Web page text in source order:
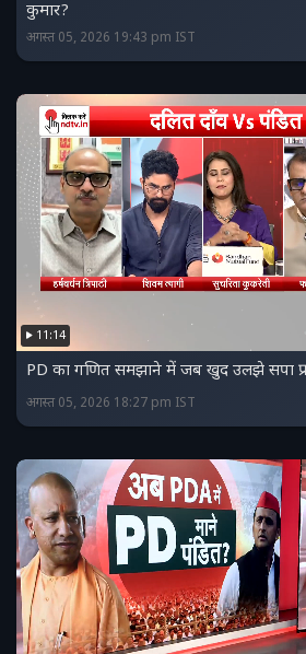
कुमार?
अगस्त 05, 2026 19:43 pm IST
11:14
PD का गणित समझाने में जब खुद उलझे सपा
अगस्त 05, 2026 18:27 pm IST